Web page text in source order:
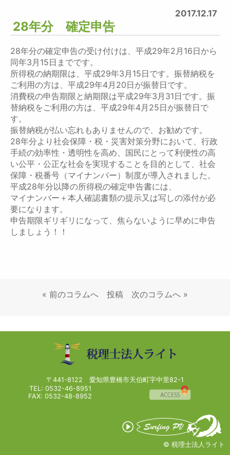
2017.12.17
28年分 確定申告
28年分の確定申告の受け付けは、平成29年2月16日から
同年3月15日までです。
所得税の納期限は、平成29年3月15日です。振替納税を
ご利用の方は、平成29年4月20日が振替日です。
消費税の申告期限と納期限は平成29年3月31日です。振
替納税をご利用の方は、平成29年4月25日が振替日で
す。
振替納税が払い忘れもありませんので、お勧めです。
28年分より社会保障・税・災害対策分野において、行政
手続の効率性・透明性を高め、国民にとって利便性の高
い公平・公正な社会を実現することを目的として、社会
保障・税番号（マイナンバー）制度が導入されました。
平成28年分以降の所得税の確定申告書には、
マイナンバー＋本人確認書類の提示又は写しの添付が必
要になります。
申告期限ギリギリになって、焦らないように早めに申告
しましょう！！
« 前のコラムへ 投稿 次のコラムへ »
〒441-8122 愛知県豊橋市天伯町字中里82-1
TEL: 0532-46-8951
FAX: 0532-48-8952
© 税理士法人ライト